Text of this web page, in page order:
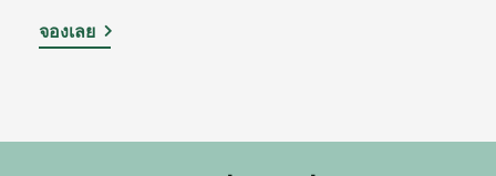
จองเลย